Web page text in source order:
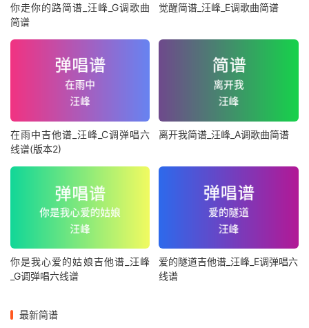
你走你的路简谱_汪峰_G调歌曲
简谱
觉醒简谱_汪峰_E调歌曲简谱
在雨中吉他谱_汪峰_C调弹唱六
线谱(版本2)
离开我简谱_汪峰_A调歌曲简谱
你是我心爱的姑娘吉他谱_汪峰
_G调弹唱六线谱
爱的隧道吉他谱_汪峰_E调弹唱六
线谱
最新简谱